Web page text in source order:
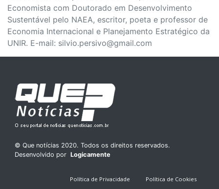
Economista com Doutorado em Desenvolvimento
Sustentável pelo NAEA, escritor, poeta e professor de
Economia Internacional e Planejamento Estratégico da
UNIR. E-mail: silvio.persivo@gmail.com
© Que notícias 2020. Todos os direitos reservados.
Desenvolvido por Logicamente
Política de Privacidade Política de Cookies